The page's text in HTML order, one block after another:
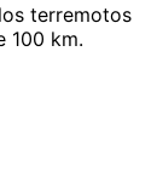
terremotos
100 km.